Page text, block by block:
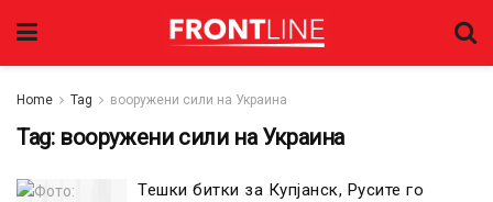
Home Tag вооружени сили на Украина
Tag: вооружени сили на Украина
Тешки битки за Купјанск, Русите го